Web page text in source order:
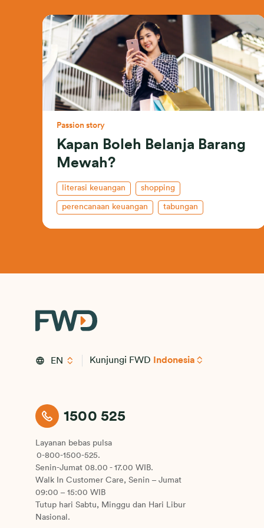
Passion story
Kapan Boleh Belanja Barang
Mewah?
literasi keuangan shopping
perencanaan keuangan tabungan
EN Kunjungi FWD Indonesia
1500 525
Layanan bebas pulsa
0-800-1500-525.
Senin-Jumat 08.00 - 17.00 WIB.
Walk In Customer Care, Senin – Jumat
09:00 – 15:00 WIB
Tutup hari Sabtu, Minggu dan Hari Libur
Nasional.